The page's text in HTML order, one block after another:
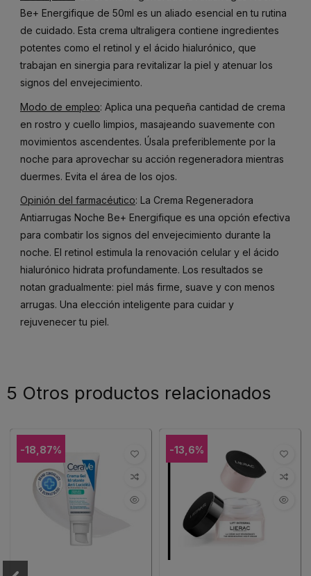
Be+ Energifique de 50ml es un aliado esencial en tu rutina
de cuidado. Esta crema ultraligera contiene ingredientes
potentes como el retinol y el ácido hialurónico, que
trabajan en sinergia para revitalizar la piel y atenuar los
signos del envejecimiento.
Modo de empleo: Aplica una pequeña cantidad de crema
en rostro y cuello limpios, masajeando suavemente con
movimientos ascendentes. Úsala preferiblemente por la
noche para aprovechar su acción regeneradora mientras
duermes. Evita el área de los ojos.
Opinión del farmacéutico: La Crema Regeneradora
Antiarrugas Noche Be+ Energifique es una opción efectiva
para combatir los signos del envejecimiento durante la
noche. El retinol estimula la renovación celular y el ácido
hialurónico hidrata profundamente. Los resultados se
notan gradualmente: piel más firme, suave y con menos
arrugas. Una elección inteligente para cuidar y
rejuvenecer tu piel.
5 Otros productos relacionados
-18,87% -13,6%